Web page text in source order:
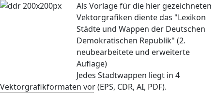
Als Vorlage für die hier gezeichneten
Vektorgrafiken diente das "Lexikon
Städte und Wappen der Deutschen
Demokratischen Republik" (2.
neubearbeitete und erweiterte
Auflage)
Jedes Stadtwappen liegt in 4
Vektorgrafikformaten vor (EPS, CDR, AI, PDF).